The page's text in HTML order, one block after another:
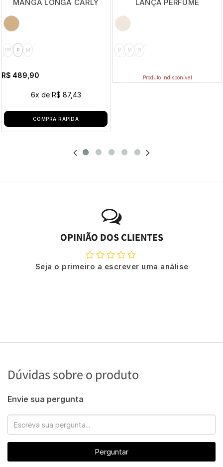
MANGA LONGA CARLY
PP P M
R$ 489,90
6x de R$ 87,43
COMPRA RÁPIDA
LANÇA PERFUME
P M G
Produto Indisponível
OPINIÃO DOS CLIENTES
Seja o primeiro a escrever uma análise
Dúvidas sobre o produto
Envie sua pergunta
Perguntar